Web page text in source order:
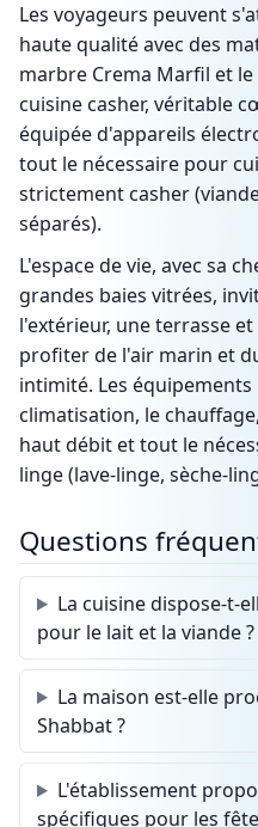
Les voyageurs peuvent
haute qualité avec des
marbre Crema Marfil et
cuisine casher, véritable
équipée d'appareils
tout le nécessaire pour
strictement casher
séparés).
L'espace de vie, avec sa
grandes baies vitrées,
l'extérieur, une terrasse
profiter de l'air marin et
intimité. Les
climatisation, le
haut débit et tout le
linge (lave-linge, sèche-
Questions
La cuisine dispose-t-
pour le lait et la viande ?
La maison est-elle
Shabbat ?
L'établissement
spécifiques pour les